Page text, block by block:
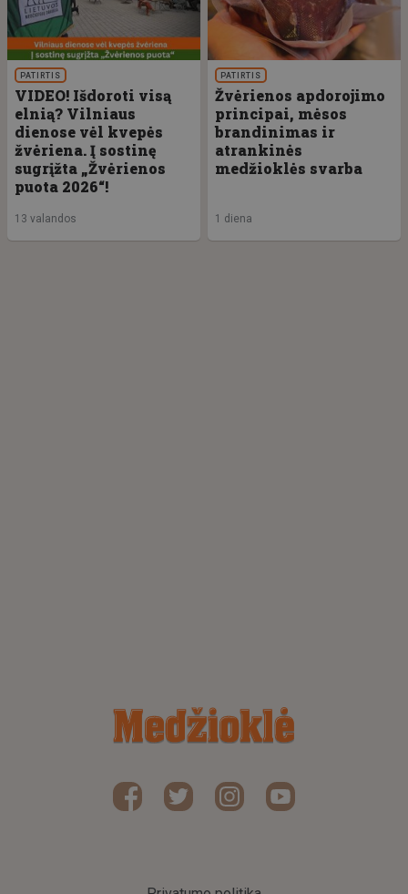
PATIRTIS
VIDEO! Išdoroti visą
elnią? Vilniaus
dienose vėl kvepės
žvėriena. Į sostinę
sugrįžta „Žvėrienos
puota 2026“!
13 valandos
PATIRTIS
Žvėrienos apdorojimo
principai, mėsos
brandinimas ir
atrankinės
medžioklės svarba
1 diena